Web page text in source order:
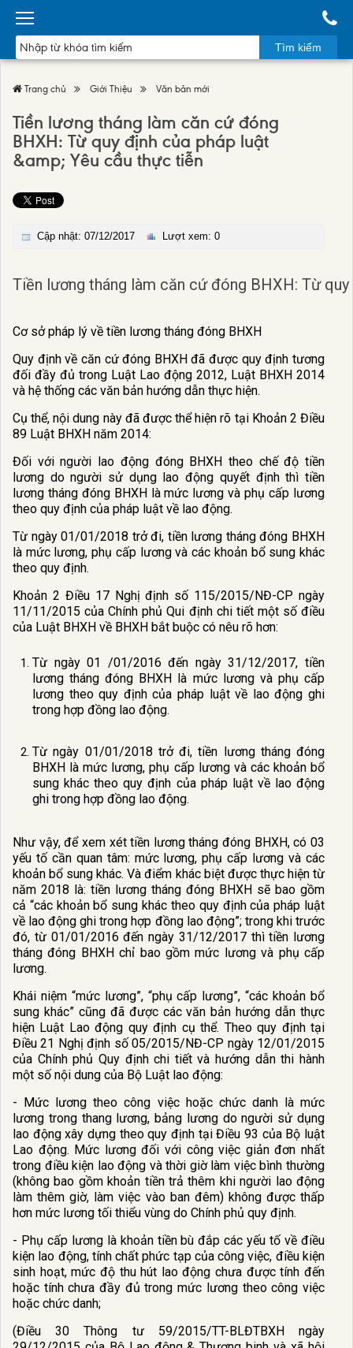
Tìm kiếm
Trang chủ Giới Thiệu Văn bản mới
Tiền lương tháng làm căn cứ đóng
BHXH: Từ quy định của pháp luật
&amp; Yêu cầu thực tiễn
Cập nhật: 07/12/2017 Lượt xem: 0
Tiền lương tháng làm căn cứ đóng BHXH: Từ quy
Cơ sở pháp lý về tiền lương tháng đóng BHXH
Quy định về căn cứ đóng BHXH đã được quy định tương
đối đầy đủ trong Luật Lao động 2012, Luật BHXH 2014
và hệ thống các văn bản hướng dẫn thực hiện.
Cụ thể, nội dung này đã được thể hiện rõ tại Khoản 2 Điều
89 Luật BHXH năm 2014:
Đối với người lao động đóng BHXH theo chế độ tiền
lương do người sử dụng lao động quyết định thì tiền
lương tháng đóng BHXH là mức lương và phụ cấp lương
theo quy định của pháp luật về lao động.
Từ ngày 01/01/2018 trở đi, tiền lương tháng đóng BHXH
là mức lương, phụ cấp lương và các khoản bổ sung khác
theo quy định.
Khoản 2 Điều 17 Nghị định số 115/2015/NĐ-CP ngày
11/11/2015 của Chính phủ Qui định chi tiết một số điều
của Luật BHXH về BHXH bắt buộc có nêu rõ hơn:
Từ ngày 01 /01/2016 đến ngày 31/12/2017, tiền
lương tháng đóng BHXH là mức lương và phụ cấp
lương theo quy định của pháp luật về lao động ghi
trong hợp đồng lao động.
Từ ngày 01/01/2018 trở đi, tiền lương tháng đóng
BHXH là mức lương, phụ cấp lương và các khoản bổ
sung khác theo quy định của pháp luật về lao động
ghi trong hợp đồng lao động.
Như vậy, để xem xét tiền lương tháng đóng BHXH, có 03
yếu tố cần quan tâm: mức lương, phụ cấp lương và các
khoản bổ sung khác. Và điểm khác biệt được thực hiện từ
năm 2018 là: tiền lương tháng đóng BHXH sẽ bao gồm
cả “các khoản bổ sung khác theo quy định của pháp luật
về lao động ghi trong hợp đồng lao động”; trong khi trước
đó, từ 01/01/2016 đến ngày 31/12/2017 thì tiền lương
tháng đóng BHXH chỉ bao gồm mức lương và phụ cấp
lương.
Khái niệm “mức lương”, “phụ cấp lương”, “các khoản bổ
sung khác” cũng đã được các văn bản hướng dẫn thực
hiện Luật Lao động quy định cụ thể. Theo quy định tại
Điều 21 Nghị định số 05/2015/NĐ-CP ngày 12/01/2015
của Chính phủ Quy định chi tiết và hướng dẫn thi hành
một số nội dung của Bộ Luật lao động:
- Mức lương theo công việc hoặc chức danh là mức
lương trong thang lương, bảng lương do người sử dụng
lao động xây dựng theo quy định tại Điều 93 của Bộ luật
Lao động. Mức lương đối với công việc giản đơn nhất
trong điều kiện lao động và thời giờ làm việc bình thường
(không bao gồm khoản tiền trả thêm khi người lao động
làm thêm giờ, làm việc vào ban đêm) không được thấp
hơn mức lương tối thiểu vùng do Chính phủ quy định.
- Phụ cấp lương là khoản tiền bù đắp các yếu tố về điều
kiện lao động, tính chất phức tạp của công việc, điều kiện
sinh hoạt, mức độ thu hút lao động chưa được tính đến
hoặc tính chưa đầy đủ trong mức lương theo công việc
hoặc chức danh;
(Điều 30 Thông tư 59/2015/TT-BLĐTBXH ngày